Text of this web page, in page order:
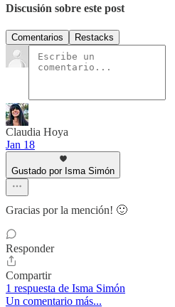
Discusión sobre este post
Comentarios Restacks
Claudia Hoya
Jan 18
Gustado por Isma Simón
Gracias por la mención! 🙂
Responder
Compartir
1 respuesta de Isma Simón
Un comentario más...